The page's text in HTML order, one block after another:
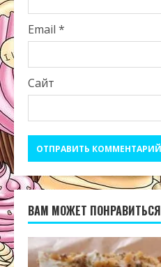
Email *
Сайт
ВАМ МОЖЕТ ПОНРАВИТЬСЯ